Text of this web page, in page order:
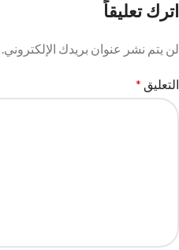
اترك تعليقاً
لن يتم نشر عنوان بريدك الإلكتروني.
التعليق *